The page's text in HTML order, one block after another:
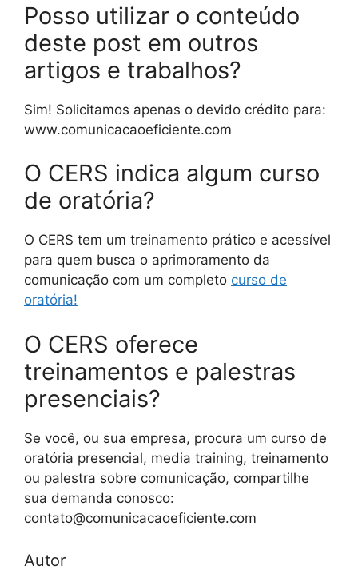
Posso utilizar o conteúdo
deste post em outros
artigos e trabalhos?
Sim! Solicitamos apenas o devido crédito para:
www.comunicacaoeficiente.com
O CERS indica algum curso
de oratória?
O CERS tem um treinamento prático e acessível
para quem busca o aprimoramento da
comunicação com um completo curso de
oratória!
O CERS oferece
treinamentos e palestras
presenciais?
Se você, ou sua empresa, procura um curso de
oratória presencial, media training, treinamento
ou palestra sobre comunicação, compartilhe
sua demanda conosco:
contato@comunicacaoeficiente.com
Autor